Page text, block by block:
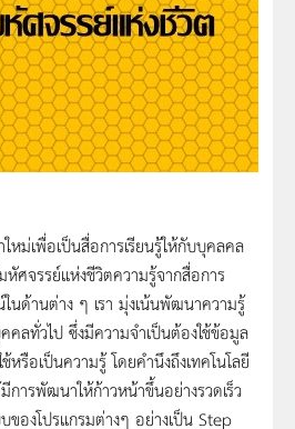
ม่เพื่อเป็นสื่อการเรียนรู้ให้กับบุคลคล
หัศจรรย์แห่งชีวิตความรู้จากสื่อการ
นด้านต่าง ๆ เรา มุ่งเน้นพัฒนาความรู้
ลทั่วไป ซึ่งมีความจำเป็นต้องใช้ข้อมูล
หรือเป็นความรู้ โดยคำนึงถึงเทคโนโลยี
ารพัฒนาให้ก้าวหน้าขึ้นอย่างรวดเร็ว
ของโปรแกรมต่างๆ อย่างเป็น Step